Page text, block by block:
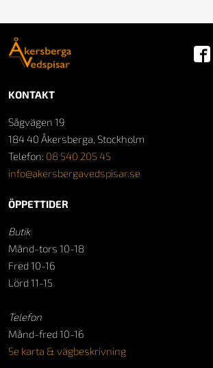
KONTAKT
Sågvägen 19
184 40 Åkersberga, Stockholm
Telefon: 08 540 205 45
info@akersbergavedspisar.se
ÖPPETTIDER
Butik
Månd-tors 10-18
Fred 10-16
Lörd 11-15
Telefon
Månd-fred 10-16
Se karta & vägbeskrivning